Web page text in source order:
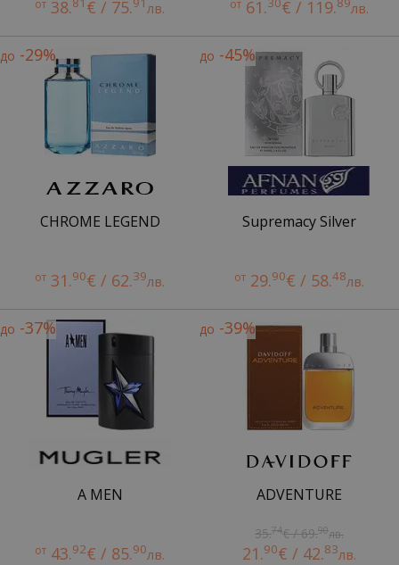
от 38. € / 75. лв. от 61. € / 119. лв.
до -29%
CHROME LEGEND
от 31.90€ / 62.39лв.
до -45%
Supremacy Silver
от 29.90€ / 58.48лв.
до -37%
A MEN
от 43.92€ / 85.90лв.
до -39%
ADVENTURE
35.74€ / 69.90лв.
21.90€ / 42.83лв.